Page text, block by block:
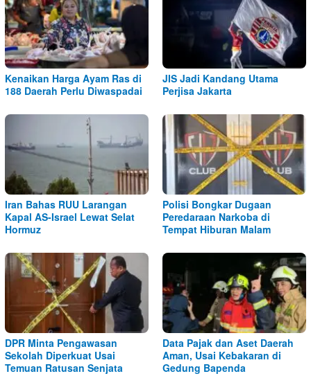
Kenaikan Harga Ayam Ras di
188 Daerah Perlu Diwaspadai
JIS Jadi Kandang Utama
Perjisa Jakarta
Iran Bahas RUU Larangan
Kapal AS-Israel Lewat Selat
Hormuz
Polisi Bongkar Dugaan
Peredaraan Narkoba di
Tempat Hiburan Malam
DPR Minta Pengawasan
Sekolah Diperkuat Usai
Temuan Ratusan Senjata
Data Pajak dan Aset Daerah
Aman, Usai Kebakaran di
Gedung Bapenda